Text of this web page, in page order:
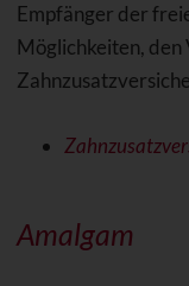
Empfänger der
Möglichkeiten, den
Amalgam